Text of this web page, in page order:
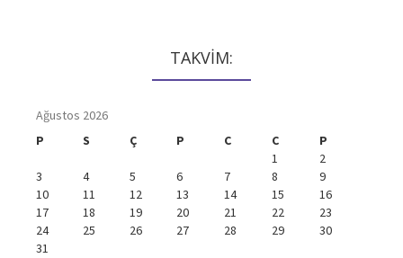
TAKVİM:
Ağustos 2026
P
S Ç P C C
P
1
2
3
4 5 6 7 8
9
10
11 12 13 14 15
16
17
18 19 20 21 22
23
24
25 26 27 28 29
30
31